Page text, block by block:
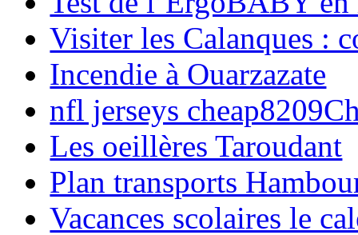
Visiter les Calanques :
Incendie à Ouarzazate
nfl jerseys
Les oeillères Taroudant
Plan transports
Vacances scolaires le